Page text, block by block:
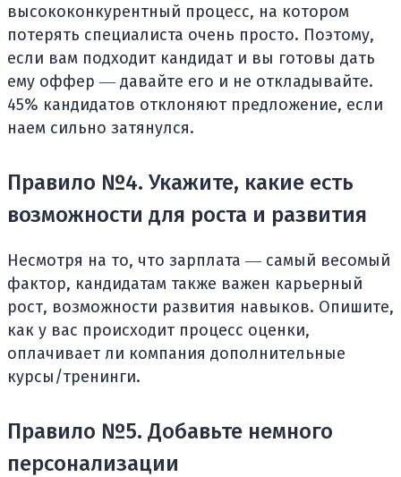
высококонкурентный процесс, на котором
потерять специалиста очень просто. Поэтому,
если вам подходит кандидат и вы готовы дать
ему оффер ― давайте его и не откладывайте.
45% кандидатов отклоняют предложение, если
наем сильно затянулся.
Правило №4. Укажите, какие есть
возможности для роста и развития
Несмотря на то, что зарплата ― самый весомый
фактор, кандидатам также важен карьерный
рост, возможности развития навыков. Опишите,
как у вас происходит процесс оценки,
оплачивает ли компания дополнительные
курсы/тренинги.
Правило №5. Добавьте немного
персонализации